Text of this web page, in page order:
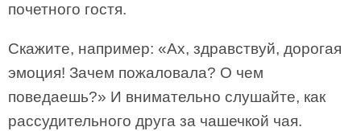
почетного гостя.
Скажите, например: «Ах, здравствуй, дорогая
эмоция! Зачем пожаловала? О чем
поведаешь?» И внимательно слушайте, как
рассудительного друга за чашечкой чая.